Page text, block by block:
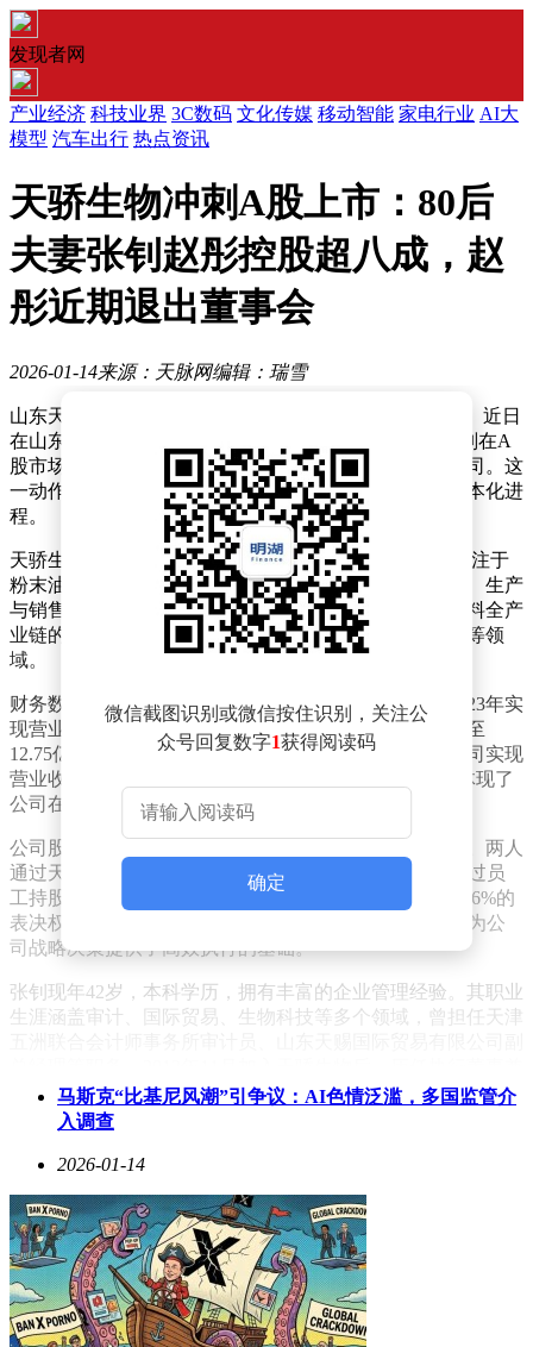
发现者网
产业经济 科技业界 3C数码 文化传媒 移动智能 家电行业 AI大
模型 汽车出行 热点资讯
天骄生物冲刺A股上市：80后
夫妻张钊赵彤控股超八成，赵
彤近期退出董事会
2026-01-14来源：天脉网编辑：瑞雪
山东天骄生物技术股份有限公司（以下简称“天骄生物”）近日
在山东证监局完成首次公开募股（IPO）辅导备案，计划在A
股市场上市，辅导机构选定为国泰海通证券股份有限公司。这
一动作标志着这家深耕生物技术领域的企业正式启动资本化进
程。
天骄生物成立于2004年12月，注册资本5103.39万元，专注于
粉末油脂、植物基产品、淀粉糖及其他固体饮料的研发、生产
与销售。经过近二十年的发展，公司已形成覆盖食品原料全产
业链的业务布局，产品广泛应用于食品加工、饮料制造等领
域。
财务数据显示，天骄生物近年来保持稳健增长态势。2023年实
现营业收入11.54亿元，净利润1.09亿元；2024年营收增至
12.75亿元，净利润提升至1.44亿元；2025年上半年，公司实现
营业收入5.8亿元，净利润5436.36万元。这一业绩表现体现了
公司在行业中的竞争力和市场拓展能力。
公司股权结构高度集中，实际控制人为张钊、赵彤夫妇。两人
通过天久集团间接持有公司82.39%的表决权，张钊还通过员
工持股平台仁慧兴久、仁慧润久、仁慧天美间接控制1.96%的
表决权，合计控制公司84.35%的表决权。这种股权结构为公
司战略决策提供了高效执行的基础。
张钊现年42岁，本科学历，拥有丰富的企业管理经验。其职业
生涯涵盖审计、国际贸易、生物科技等多个领域，曾担任天津
经理、董事长等职，现任公司董事长。同时，他还担任天久集
团执行董事兼总经理、圆天缘生物董事长等职务，在关联企业
作。她曾任职于北京首都机场海南航空行李查询部，后转入生
物技术领域，历任中食都庆（山东）生物技术有限公司办公室
副主任、副总经理、董事等职。2015年起担任山东天久实业集
团有限公司工会常务副主席，2023年10月至今任山东中晏科技
发展有限公司执行董事兼经理，2025年5月至8月短暂担任天骄
生物董事。
微信截图识别或微信按住识别，关注公
众号回复数字1获得阅读码
确定
马斯克“比基尼风潮”引争议：AI色情泛滥，多国监管介
入调查
2026-01-14